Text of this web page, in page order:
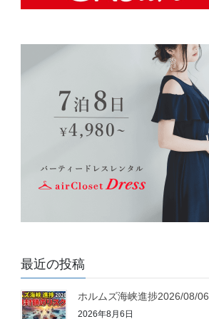
最近の投稿
ホルムズ海峡進捗2026/08/06
2026年8月6日